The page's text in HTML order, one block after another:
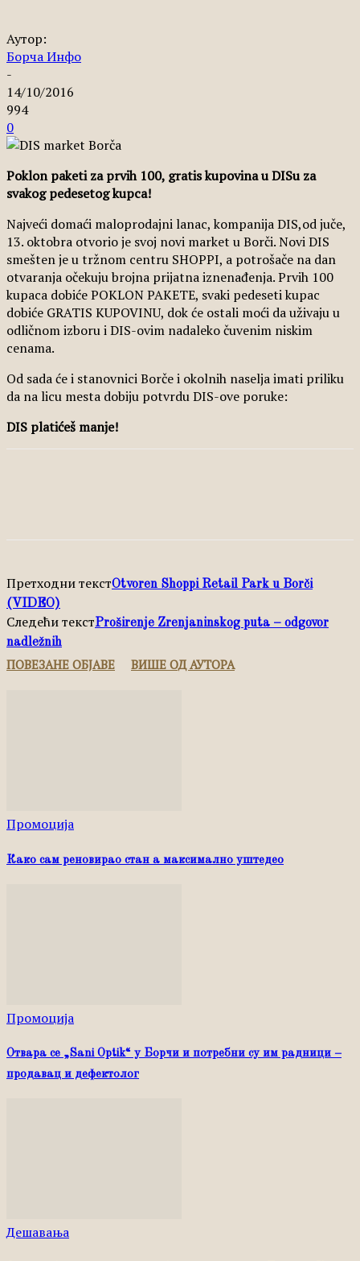
Аутор:
Борча Инфо
-
14/10/2016
994
0
Poklon paketi za prvih 100, gratis kupovina u DISu za
svakog pedesetog kupca!
Najveći domaći maloprodajni lanac, kompanija DIS,od juče,
13. oktobra otvorio je svoj novi market u Borči. Novi DIS
smešten je u tržnom centru SHOPPI, a potrošače na dan
otvaranja očekuju brojna prijatna iznenađenja. Prvih 100
kupaca dobiće POKLON PAKETE, svaki pedeseti kupac
dobiće GRATIS KUPOVINU, dok će ostali moći da uživaju u
odličnom izboru i DIS-ovim nadaleko čuvenim niskim
cenama.
Od sada će i stanovnici Borče i okolnih naselja imati priliku
da na licu mesta dobiju potvrdu DIS-ove poruke:
DIS platićeš manje!
Претходни текстOtvoren Shoppi Retail Park u Borči
(VIDEO)
Следећи текстProširenje Zrenjaninskog puta – odgovor
nadležnih
ПОВЕЗАНЕ ОБЈАВЕ ВИШЕ ОД АУТОРА
Промоција
Како сам реновирао стан а максимално уштедео
Промоција
Отвара се „Sani Optik“ у Борчи и потребни су им радници –
продавац и дефектолог
Дешавања